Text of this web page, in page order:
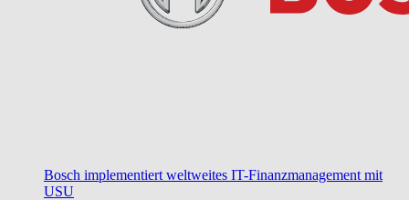
Bosch implementiert weltweites IT-Finanzmanagement mit
USU